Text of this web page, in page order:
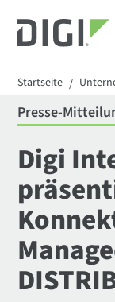
Startseite /
Presse-
Digi